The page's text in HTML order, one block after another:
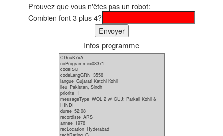
Prouvez que vous n'êtes pas un robot:
Combien font 3 plus 4?
Infos programme